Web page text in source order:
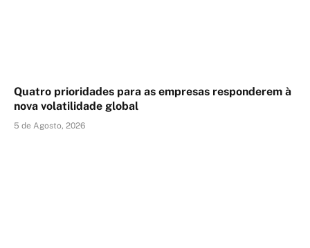
Quatro prioridades para as empresas responderem à
nova volatilidade global
5 de Agosto, 2026